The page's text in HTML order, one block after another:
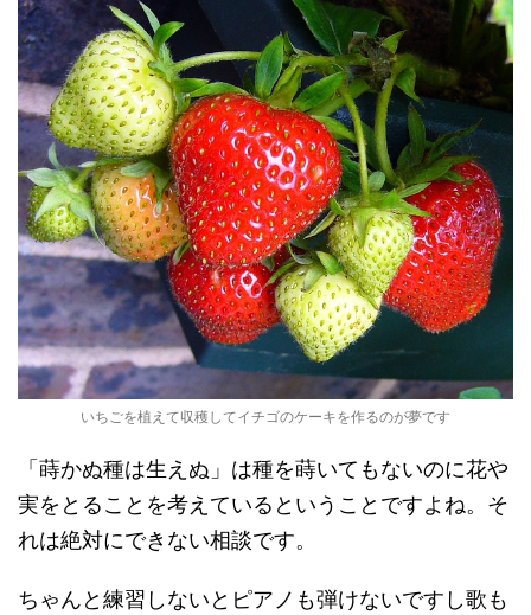
いちごを植えて収穫してイチゴのケーキを作るのが夢です
「蒔かぬ種は生えぬ」は種を蒔いてもないのに花や
実をとることを考えているということですよね。そ
れは絶対にできない相談です。
ちゃんと練習しないとピアノも弾けないですし歌も